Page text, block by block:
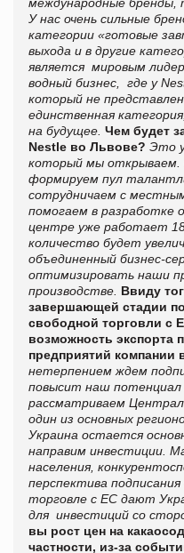
У нас очень сильные
категории «готовые
выхода и в другие
является мировым
водный бизнес, где у
который не
единственная
на будущее. Чем будет
Nestle во Львове? Это
который мы открываем.
формируем пул
сотрудничаем с
помогаем в разработке
центре уже работает
количество будет
объединенный бизнес-
оптимизировать наши
производстве. Ввиду
завершающей стадии
свободной торговли с
возможность экспорта
предприятий компании
нетерпением ждем
повысит наш потенциал
рассматриваем
один из основных
Украина остается
направим инвестиции.
населения,
перспектива
торговле с ЕС дают
для инвестиций со
вы рост цен на
частности, из-за